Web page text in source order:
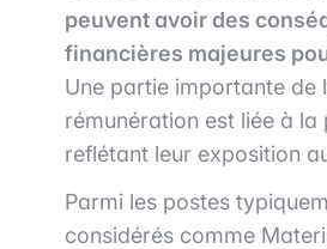
peuvent avoir des
financières majeures
Une partie importante de
rémunération est liée à la
reflétant leur exposition
Parmi les postes
considérés comme